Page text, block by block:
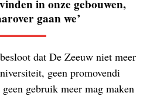
in onze gebouwen,
gaan we’
dat De Zeeuw niet meer
geen promovendi
gebruik meer mag maken